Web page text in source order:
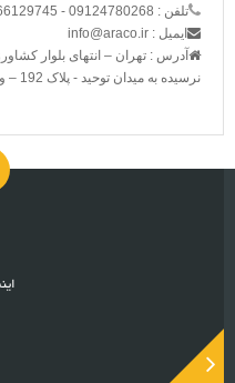
تلفن : 09124780268 - 02166129745
ایمیل : info@araco.ir
آدرس : تهران – انتهای بلوار
نرسیده به میدان توحید - پلاک 192 – واحد 3